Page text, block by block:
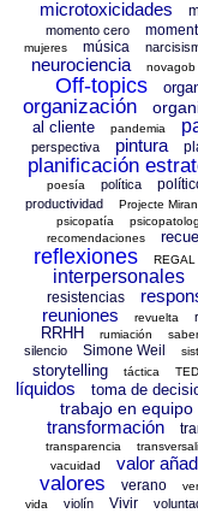
microtoxicidades
momento cero
mujeres música
neurociencia novagob
Off-topics
organización
al cliente
pandemia
perspectiva pintura
planificación
poesía
política
productividad Projecte
psicopatía
recomendaciones
reflexiones REGAL
interpersonales
resistencias
reuniones revuelta
RRHH
rumiación saber
silencio
Simone Weil
storytelling táctica
líquidos
toma de
trabajo en equipo
transformación
transparencia
vacuidad
valor
valores verano
vida
violín Vivir